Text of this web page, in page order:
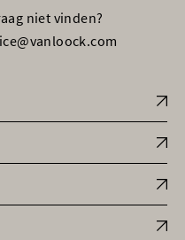
niet vinden?